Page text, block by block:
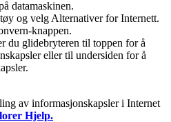
datamaskinen.
og velg Alternativer for Internett.
knappen.
du glidebryteren til toppen for å
eller til undersiden for å
av informasjonskapsler i Internet
Hjelp.